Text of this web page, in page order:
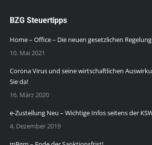
BZG Steuertipps
Home – Office – Die neuen gesetzlichen
10. Mai 2021
Corona Virus und seine wirtschaftlichen
Sie da!
16. März 2020
e-Zustellung Neu – Wichtige Infos seitens der
4. Dezember 2019